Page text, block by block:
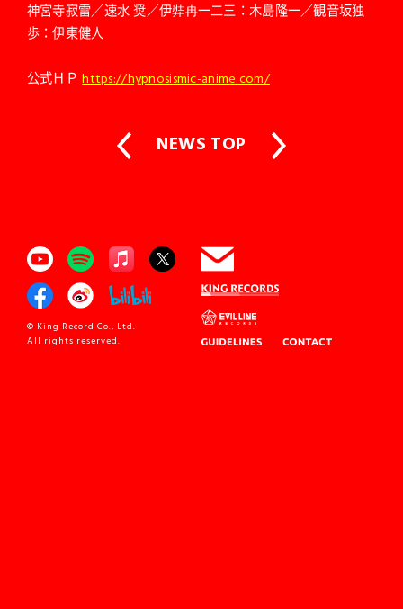
神宮寺寂雷／速水 奨／伊弉冉一二三：木島隆一／観音坂独
歩：伊東健人
公式ＨＰhttps://hypnosismic-anime.com/
NEWS TOP
© King Record Co., Ltd.
All rights reserved.